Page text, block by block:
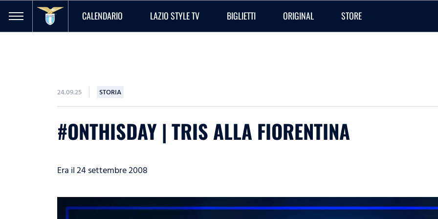
CALENDARIO LAZIO STYLE TV BIGLIETTI ORIGINAL STORE
24.09.25 STORIA
#ONTHISDAY | TRIS ALLA FIORENTINA
Era il 24 settembre 2008